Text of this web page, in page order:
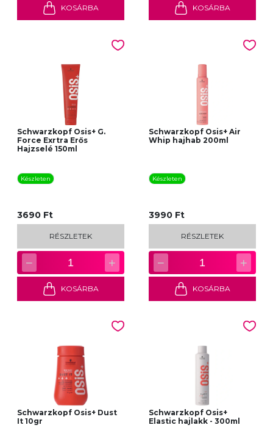
KOSÁRBA KOSÁRBA
Schwarzkopf Osis+ G.
Force Exrtra Erős
Hajzselé 150ml
Készleten
3690 Ft
RÉSZLETEK
− 1 +
KOSÁRBA
Schwarzkopf Osis+ Air
Whip hajhab 200ml
Készleten
3990 Ft
RÉSZLETEK
− 1 +
KOSÁRBA
Schwarzkopf Osis+ Dust
It 10gr
Schwarzkopf Osis+
Elastic hajlakk - 300ml